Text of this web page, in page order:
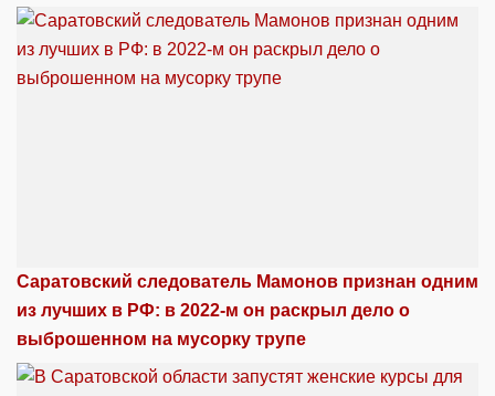
Саратовский следователь Мамонов признан одним
из лучших в РФ: в 2022-м он раскрыл дело о
выброшенном на мусорку трупе